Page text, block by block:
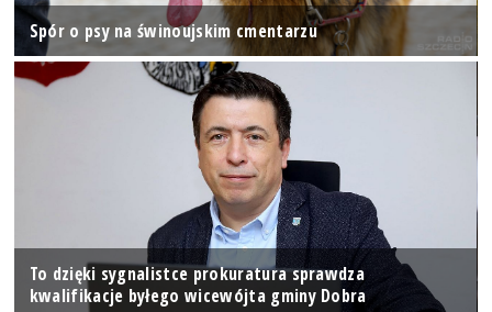
Spór o psy na świnoujskim cmentarzu
To dzięki sygnalistce prokuratura sprawdza
kwalifikacje byłego wicewójta gminy Dobra